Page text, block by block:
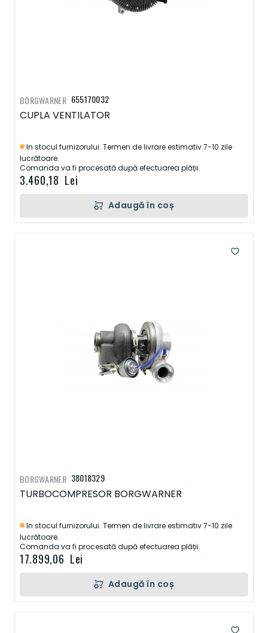
655170032
CUPLA VENTILATOR
In stocul furnizorului. Termen de livrare estimativ 7-10 zile
lucrătoare.
Comanda va fi procesată după efectuarea plății.
3.460,18 Lei
BORGWARNER
Adaugă în coș
38018329
TURBOCOMPRESOR BORGWARNER
In stocul furnizorului. Termen de livrare estimativ 7-10 zile
lucrătoare.
Comanda va fi procesată după efectuarea plății.
17.899,06 Lei
BORGWARNER
Adaugă în coș